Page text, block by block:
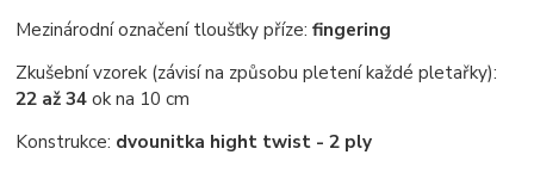
Mezinárodní označení tloušťky příze:fingering
Zkušební vzorek (závisí na způsobu pletení každé pletařky):
22 až 34ok na 10 cm
Konstrukce: dvounitka hight twist - 2 ply